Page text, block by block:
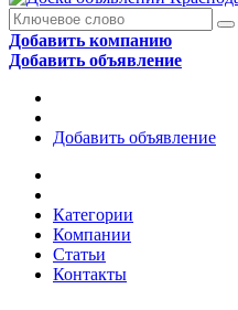
Добавить компанию
Добавить объявление
Добавить объявление
Категории
Компании
Статьи
Контакты